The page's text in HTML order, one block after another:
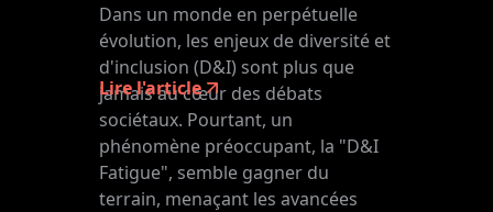
Dans un monde en perpétuelle
évolution, les enjeux de diversité et
d'inclusion (D&I) sont plus que
jamais au cœur des débats
sociétaux. Pourtant, un
phénomène préoccupant, la "D&I
Fatigue", semble gagner du
terrain, menaçant les avancées
Lire l'article